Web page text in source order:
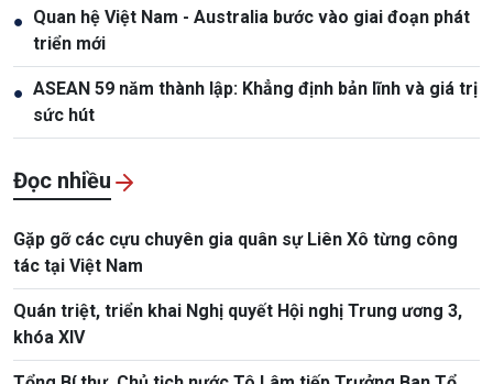
● Quan hệ Việt Nam - Australia bước vào giai đoạn phát
triển mới
● ASEAN 59 năm thành lập: Khẳng định bản lĩnh và giá trị
sức hút
Đọc nhiều
Gặp gỡ các cựu chuyên gia quân sự Liên Xô từng công
tác tại Việt Nam
Quán triệt, triển khai Nghị quyết Hội nghị Trung ương 3,
khóa XIV